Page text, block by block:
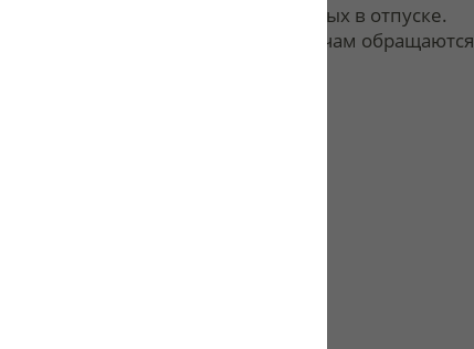
одни из самых распространенных в отпуске.
до 70% отдыхающих, хотя к врачам обращаются